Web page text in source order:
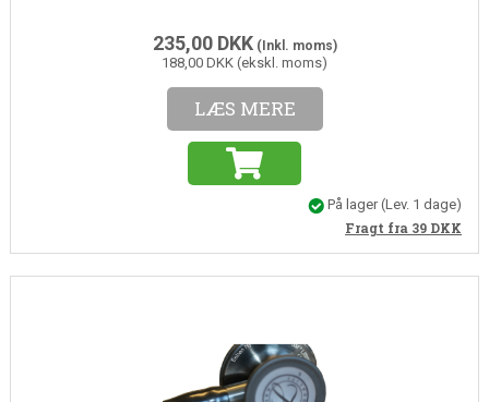
235,00 DKK(Inkl. moms)
188,00 DKK (ekskl. moms)
LÆS MERE
På lager(Lev. 1 dage)
Fragt fra 39 DKK